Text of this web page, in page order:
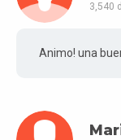
3,540
Animo! una